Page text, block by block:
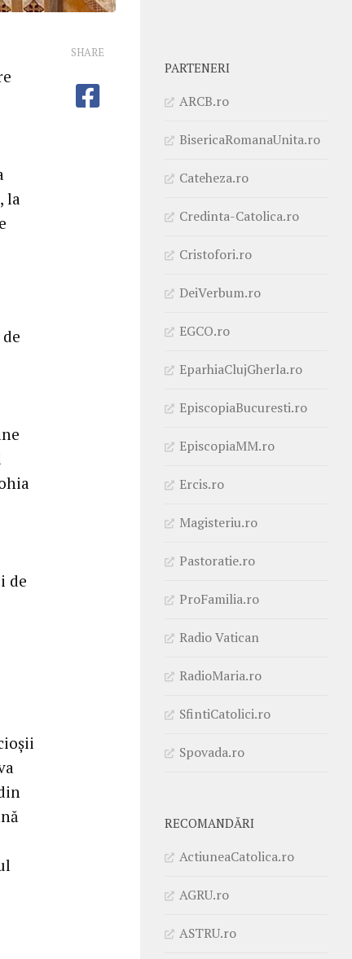
la
de
SHARE
PARTENERI
ARCB.ro
BisericaRomanaUnita.ro
Cateheza.ro
Credinta-Catolica.ro
Cristofori.ro
DeiVerbum.ro
EGCO.ro
EparhiaClujGherla.ro
EpiscopiaBucuresti.ro
EpiscopiaMM.ro
Ercis.ro
Magisteriu.ro
Pastoratie.ro
ProFamilia.ro
Radio Vatican
RadioMaria.ro
SfintiCatolici.ro
Spovada.ro
RECOMANDĂRI
ActiuneaCatolica.ro
AGRU.ro
ASTRU.ro